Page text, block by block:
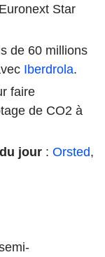
Star
de 60 millions
Iberdrola.
faire
de CO2 à
jour : Orsted,